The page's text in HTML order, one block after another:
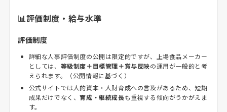
📊評価制度・給与水準
評価制度
詳細な人事評価制度の公開は限定的ですが、上場食品メーカー
としては、 等級制度＋目標管理＋賞与反映の運用が一般的と考
えられます。（公開情報に基づく）
公式サイトでは人的資本・人財育成への言及があるため、短期
成果だけでなく、育成・継続成長も重視する傾向がうかがえま
す。